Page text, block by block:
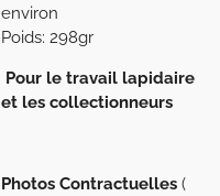
environ
Poids: 298gr
Pour le travail lapidaire
et les collectionneurs
Photos Contractuelles (